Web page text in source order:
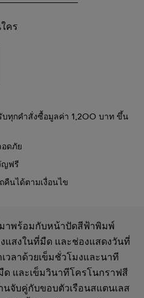
คร
บทุกคำสั่งซื้อมูลค่า 1,200 บาท ขึ้น
อดภัย
ญฟรี
คืนได้ตามเงื่อนไข
าพร้อมกับหน้าปัดสีฟ้าพิมพ์
งแสงในที่มืด และช่องแสดงวันที่
วลาด้วยเข็มชั่วโมงและนาที
ด และเข็มวินาทีโครโนกราฟสี
นจับคู่กับขอบตัวเรือนสแตนเลส